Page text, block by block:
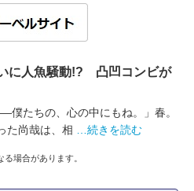
に人魚騒動!? 凸凹コンビが
僕たちの、心の中にもね。」春。
た尚哉は、相
…続きを読む
場合があります。